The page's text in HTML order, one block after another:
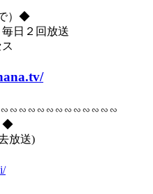
）◆
日２回放送
◆
放送)